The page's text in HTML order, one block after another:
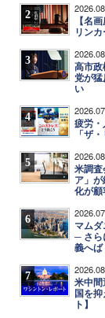
2
【名
リンカ
3
高市
党が
い
4
疲労
「ザ
5
米調
ア」
化が
6
マム
─ さら
義へば
7
米中
国を
ト】